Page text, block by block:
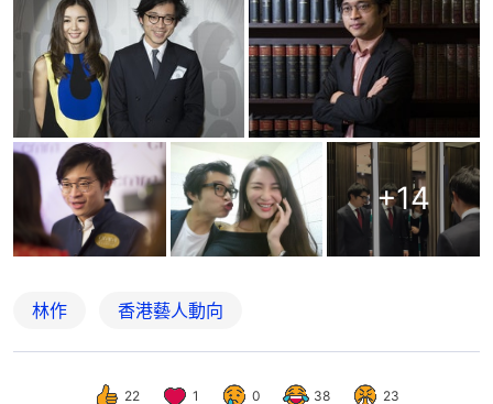
+14
林作 香港藝人動向
22 1 0 38 23